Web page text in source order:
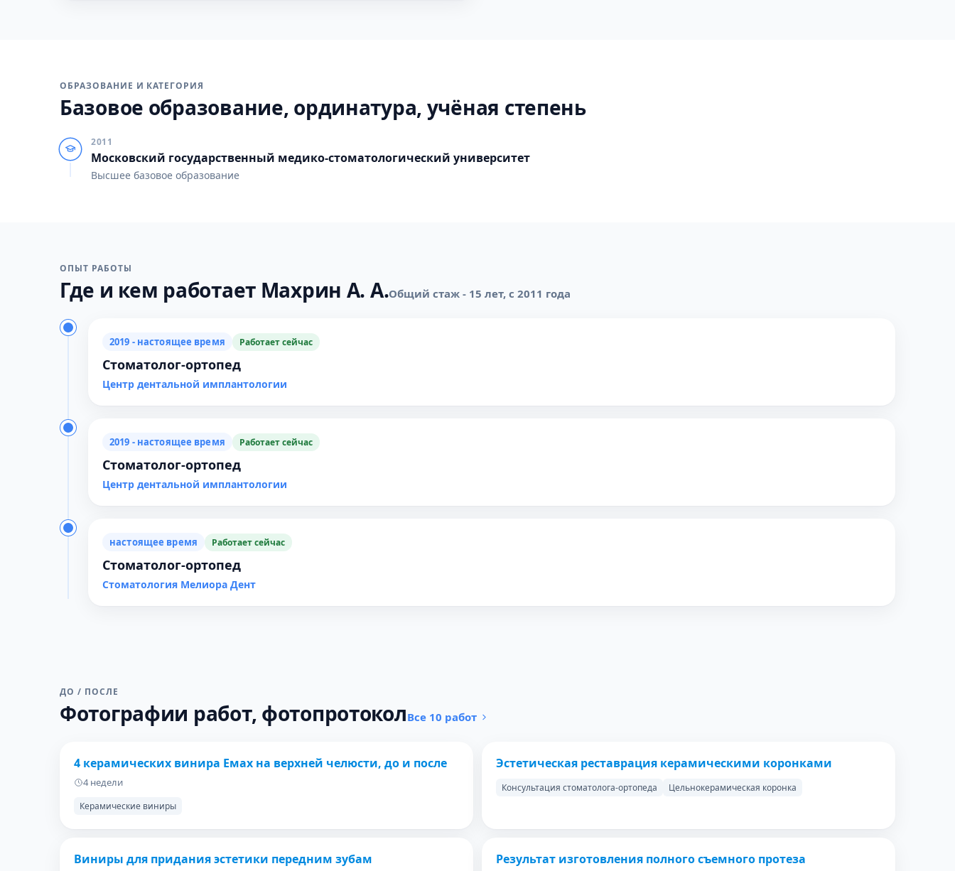
ОБРАЗОВАНИЕ И КАТЕГОРИЯ
Базовое образование, ординатура, учёная степень
2011
Московский государственный медико-стоматологический университет
Высшее базовое образование
ОПЫТ РАБОТЫ
Где и кем работает Махрин А. А.Общий стаж - 15 лет, с 2011 года
2019 - настоящее время Работает сейчас
Стоматолог-ортопед
Центр дентальной имплантологии
2019 - настоящее время Работает сейчас
Стоматолог-ортопед
Центр дентальной имплантологии
настоящее время Работает сейчас
Стоматолог-ортопед
Стоматология Мелиора Дент
ДО / ПОСЛЕ
Фотографии работ, фотопротоколВсе 10 работ
ДО ПОСЛЕ
4 керамических винира Емах на верхней челюсти, до и после
4 недели
Керамические виниры
ДО
Эстетическая реставрация керамическими коронками
Консультация стоматолога-ортопеда Цельнокерамическая коронка
ДО
Виниры для придания эстетики передним зубам ДО
Результат изготовления полного съемного протеза